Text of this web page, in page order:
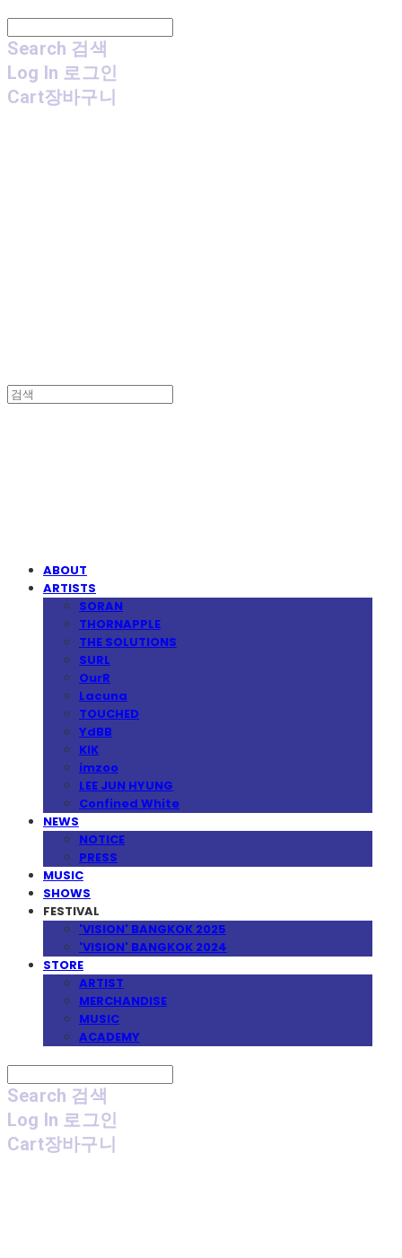
Search 검색
Log In 로그인
Cart장바구니
ABOUT
ARTISTS
SORAN
THORNAPPLE
THE SOLUTIONS
SURL
OurR
Lacuna
TOUCHED
YdBB
KIK
imzoo
LEE JUN HYUNG
Confined White
NEWS
NOTICE
PRESS
MUSIC
SHOWS
FESTIVAL
'VISION' BANGKOK 2025
'VISION' BANGKOK 2024
STORE
ARTIST
MERCHANDISE
MUSIC
ACADEMY
Search 검색
Log In 로그인
Cart장바구니